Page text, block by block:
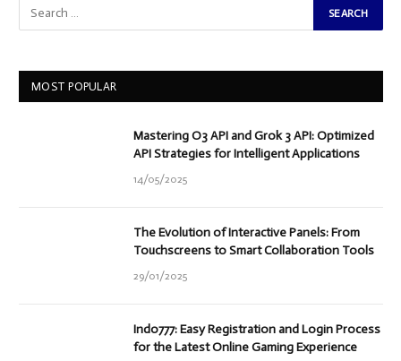
MOST POPULAR
Mastering O3 API and Grok 3 API: Optimized
API Strategies for Intelligent Applications
14/05/2025
The Evolution of Interactive Panels: From
Touchscreens to Smart Collaboration Tools
29/01/2025
Indo777: Easy Registration and Login Process
for the Latest Online Gaming Experience